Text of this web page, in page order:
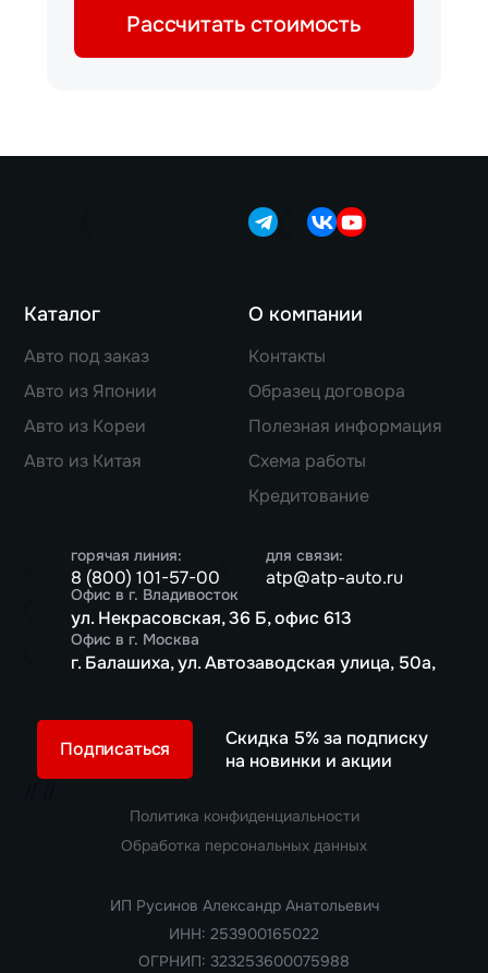
Рассчитать стоимость
Каталог
Авто под заказ
Авто из Японии
Авто из Кореи
Авто из Китая
О компании
Контакты
Образец договора
Полезная информация
Схема работы
Кредитование
горячая линия:
8 (800) 101-57-00
для связи:
atp@atp-auto.ru
Офис в г. Владивосток
ул. Некрасовская, 36 Б, офис 613
Офис в г. Москва
г. Балашиха, ул. Автозаводская улица, 50а,
Скидка 5% за подписку
на новинки и акции
Подписаться
Политика конфиденциальности
Обработка персональных данных
ИП Русинов Александр Анатольевич
ИНН: 253900165022
ОГРНИП: 323253600075988